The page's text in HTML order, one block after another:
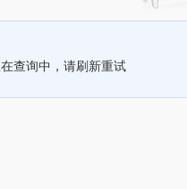
查询中，请刷新重试